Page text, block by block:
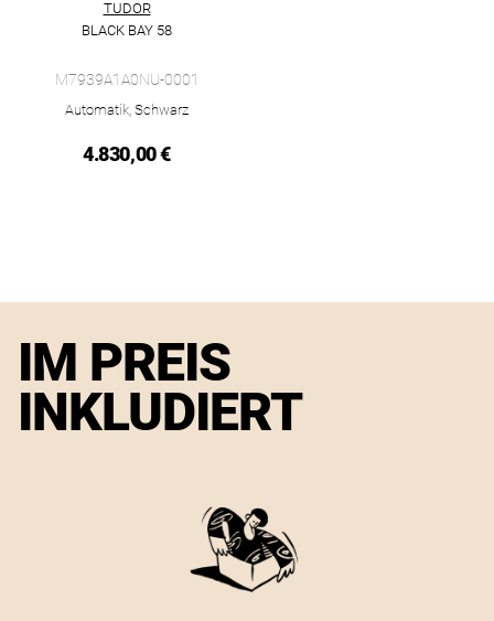
TUDOR
BLACK BAY 58
M7939A1A0NU-0001
Automatik, Schwarz
4.830,00 €
IM PREIS
INKLUDIERT